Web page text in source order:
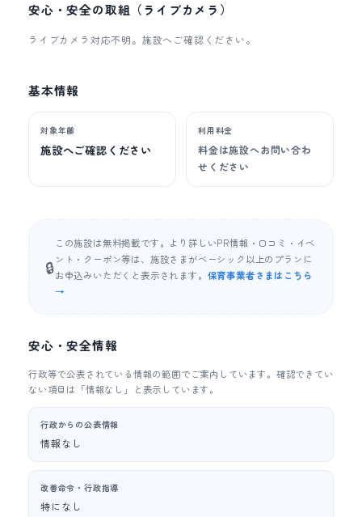
安心・安全の取組（ライブカメラ）
ライブカメラ対応不明。施設へご確認ください。
基本情報
対象年齢
施設へご確認ください
利用料金
料金は施設へお問い合わ
せください
🔒
この施設は無料掲載です。より詳しいPR情報・口コミ・イベ
ント・クーポン等は、施設さまがベーシック以上のプランに
お申込みいただくと表示されます。 保育事業者さまはこちら
→
安心・安全情報
行政等で公表されている情報の範囲でご案内しています。確認できてい
ない項目は「情報なし」と表示しています。
行政からの公表情報
情報なし
改善命令・行政指導
特になし